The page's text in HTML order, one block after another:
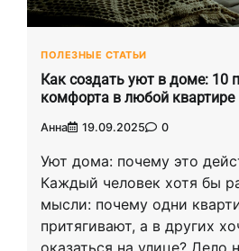
ПОЛЕЗНЫЕ СТАТЬИ
Как создать уют в доме: 10
комфорта в любой квартире
Анна 19.09.2025 0
Уют дома: почему это
Каждый человек хотя бы
мысли: почему одни
притягивают, а в других
оказаться на улице? Дело